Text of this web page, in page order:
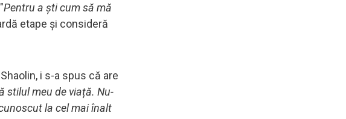
Pentru a ști cum să mă
etape și consideră
i s-a spus că are
stilul meu de viață. Nu-
la cel mai înalt